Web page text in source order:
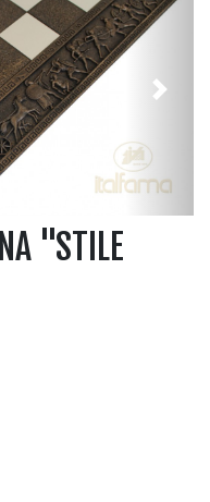
Next
"STILE